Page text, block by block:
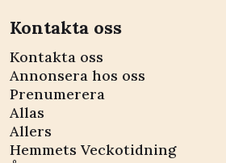
Kontakta oss
Kontakta oss
Annonsera hos oss
Prenumerera
Allas
Allers
Hemmets Veckotidning